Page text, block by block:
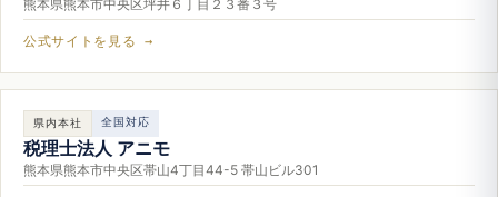
熊本県熊本市中央区坪井６丁目２３番３号
公式サイトを見る →
県内本社 全国対応
税理士法人 アニモ
熊本県熊本市中央区帯山4丁目44-5 帯山ビル301